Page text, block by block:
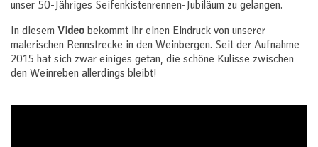
unser 50-Jähriges Seifenkistenrennen-Jubiläum zu gelangen.
In diesem Video bekommt ihr einen Eindruck von unserer
malerischen Rennstrecke in den Weinbergen. Seit der Aufnahme
2015 hat sich zwar einiges getan, die schöne Kulisse zwischen
den Weinreben allerdings bleibt!